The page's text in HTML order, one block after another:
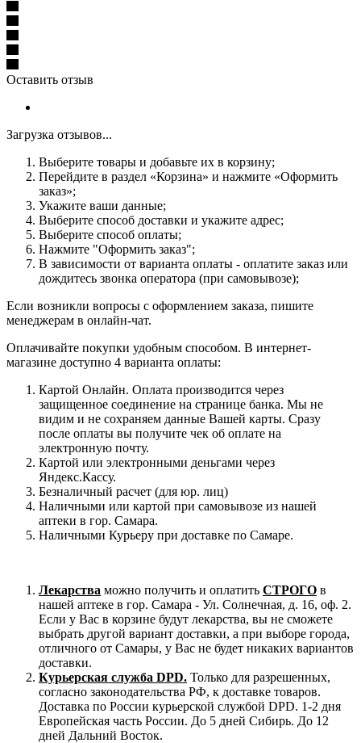
Оставить отзыв
Загрузка отзывов...
Выберите товары и добавьте их в корзину;
Перейдите в раздел «Корзина» и нажмите «Оформить
заказ»;
Укажите ваши данные;
Выберите способ доставки и укажите адрес;
Выберите способ оплаты;
Нажмите "Оформить заказ";
В зависимости от варианта оплаты - оплатите заказ или
дождитесь звонка оператора (при самовывозе);
Если возникли вопросы с оформлением заказа, пишите
менеджерам в онлайн-чат.
Оплачивайте покупки удобным способом. В интернет-
магазине доступно 4 варианта оплаты:
Картой Онлайн. Оплата производится через
защищенное соединение на странице банка. Мы не
видим и не сохраняем данные Вашей карты. Сразу
после оплаты вы получите чек об оплате на
электронную почту.
Картой или электронными деньгами через
Яндекс.Кассу.
Безналичный расчет (для юр. лиц)
Наличными или картой при самовывозе из нашей
аптеки в гор. Самара.
Наличными Курьеру при доставке по Самаре.
Лекарства можно получить и оплатить СТРОГО в
нашей аптеке в гор. Самара - Ул. Солнечная, д. 16, оф. 2.
Если у Вас в корзине будут лекарства, вы не сможете
выбрать другой вариант доставки, а при выборе города,
отличного от Самары, у Вас не будет никаких вариантов
доставки.
Курьерская служба DPD. Только для разрешенных,
согласно законодательства РФ, к доставке товаров.
Доставка по России курьерской службой DPD. 1-2 дня
Европейская часть России. До 5 дней Сибирь. До 12
дней Дальний Восток.